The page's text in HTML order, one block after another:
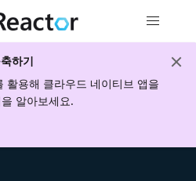
하기
활용해 클라우드 네이티브 앱을
알아보세요.